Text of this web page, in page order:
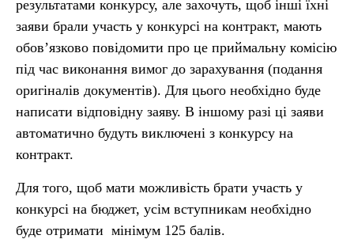
результатами конкурсу, але захочуть, щоб інші їхні
заяви брали участь у конкурсі на контракт, мають
обов’язково повідомити про це приймальну комісію
під час виконання вимог до зарахування (подання
оригіналів документів). Для цього необхідно буде
написати відповідну заяву. В іншому разі ці заяви
автоматично будуть виключені з конкурсу на
контракт.
Для того, щоб мати можливість брати участь у
конкурсі на бюджет, усім вступникам необхідно
буде отримати мінімум 125 балів.